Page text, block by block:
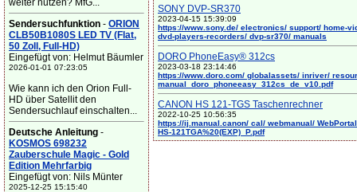
weiter nutzen? MfG...
Sendersuchfunktion - ORION
CLB50B1080S LED TV (Flat,
50 Zoll, Full-HD)
Eingefügt von: Helmut Bäumler
2026-01-01 07:23:05
Wie kann ich den Orion Full-
HD über Satellit den
Sendersuchlauf einschalten...
Deutsche Anleitung -
KOSMOS 698232
Zauberschule Magic - Gold
Edition Mehrfarbig
Eingefügt von: Nils Münter
2025-12-25 15:15:40
SONY DVP-SR370
2023-04-15 15:39:09
https://www.sony.de/ electronics/ support/ home-
dvd-players-recorders/ dvp-sr370/ manuals
DORO PhoneEasy® 312cs
2023-03-18 23:14:46
https://www.doro.com/ globalassets/ inriver/
manual_doro_phoneeasy_312cs_de_v10.pdf
CANON HS 121-TGS Taschenrechner
2022-10-25 10:56:35
https://ij.manual.canon/ cal/ webmanual/
HS-121TGA%20(EXP)_P.pdf